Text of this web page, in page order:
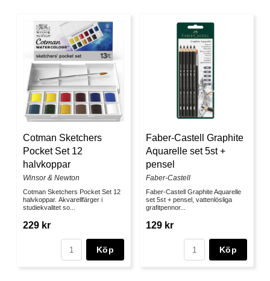
Cotman Sketchers
Pocket Set 12
halvkoppar
Winsor & Newton
Cotman Sketchers Pocket Set 12
halvkoppar. Akvarellfärger i
studiekvalitet so...
229 kr
Köp
Faber-Castell Graphite
Aquarelle set 5st +
pensel
Faber-Castell
Faber-Castell Graphite Aquarelle
set 5st + pensel, vattenlösliga
grafitpennor...
129 kr
Köp